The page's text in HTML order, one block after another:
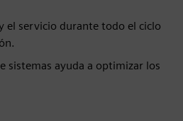
el servicio durante todo el ciclo
sistemas ayuda a optimizar los